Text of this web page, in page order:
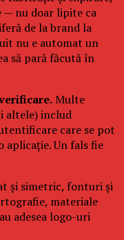
— nu doar lipite ca
de la brand la
nu e automat un
să pară făcută în
Multe
altele) includ
care se pot
Un fals fie
și simetric, fonturi și
materiale
adesea logo-uri